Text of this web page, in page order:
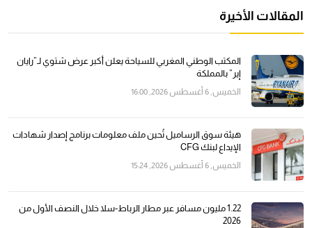
المقالات الأخيرة
المكتب الوطني المغربي للسياحة يعلن أكبر عرض شتوي لـ”رايان
إير” بالمملكة
الخميس, 6 أغسطس 2026, 16:00
هيئة سوق الرساميل تُحين ملف معلومات برنامج إصدار شهادات
الإيداع لبنك CFG
الخميس, 6 أغسطس 2026, 15:24
1.22 مليون مسافر عبر مطار الرباط-سلا خلال النصف الأول من
2026